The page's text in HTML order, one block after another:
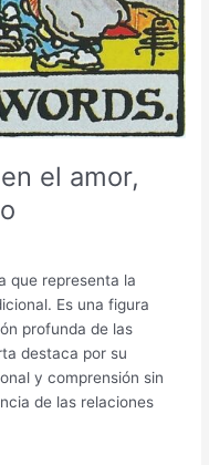
el amor,
que representa la
Es una figura
profunda de las
destaca por su
y comprensión sin
de las relaciones